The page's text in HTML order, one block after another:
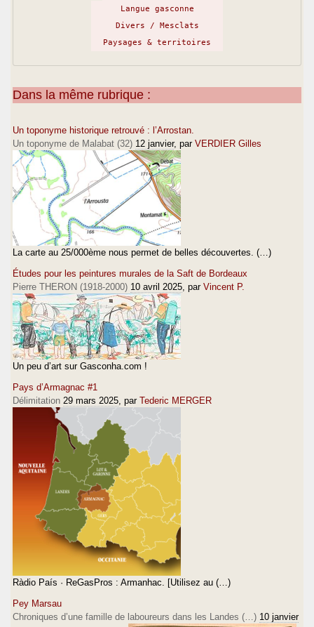
Langue gasconne
Divers / Mesclats
Paysages & territoires
Dans la même rubrique :
Un toponyme historique retrouvé : l’Arrostan.
Un toponyme de Malabat (32) 12 janvier, par VERDIER Gilles
La carte au 25/000ème nous permet de belles découvertes. (…)
Études pour les peintures murales de la Saft de Bordeaux
Pierre THERON (1918-2000) 10 avril 2025 , par Vincent P.
Un peu d’art sur Gasconha.com !
Pays d’Armagnac #1
Délimitation 29 mars 2025 , par Tederic MERGER
Ràdio País · ReGasPros : Armanhac. [Utilisez au (…)
Pey Marsau
Chroniques d’une famille de laboureurs dans les Landes (…) 10 janvier